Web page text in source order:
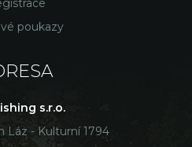
poukazy
s.r.o.
Láz - Kulturní 1794